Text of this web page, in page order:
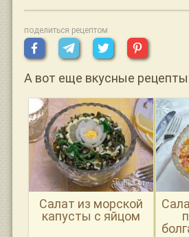
поделиться рецептом
А вот еще вкусные
Салат из морской
капусты с яйцом